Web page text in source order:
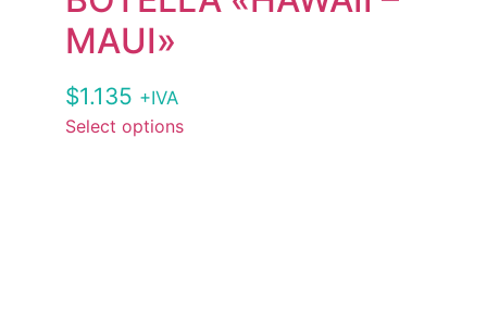
MAUI»
$1.135 +IVA
Select options